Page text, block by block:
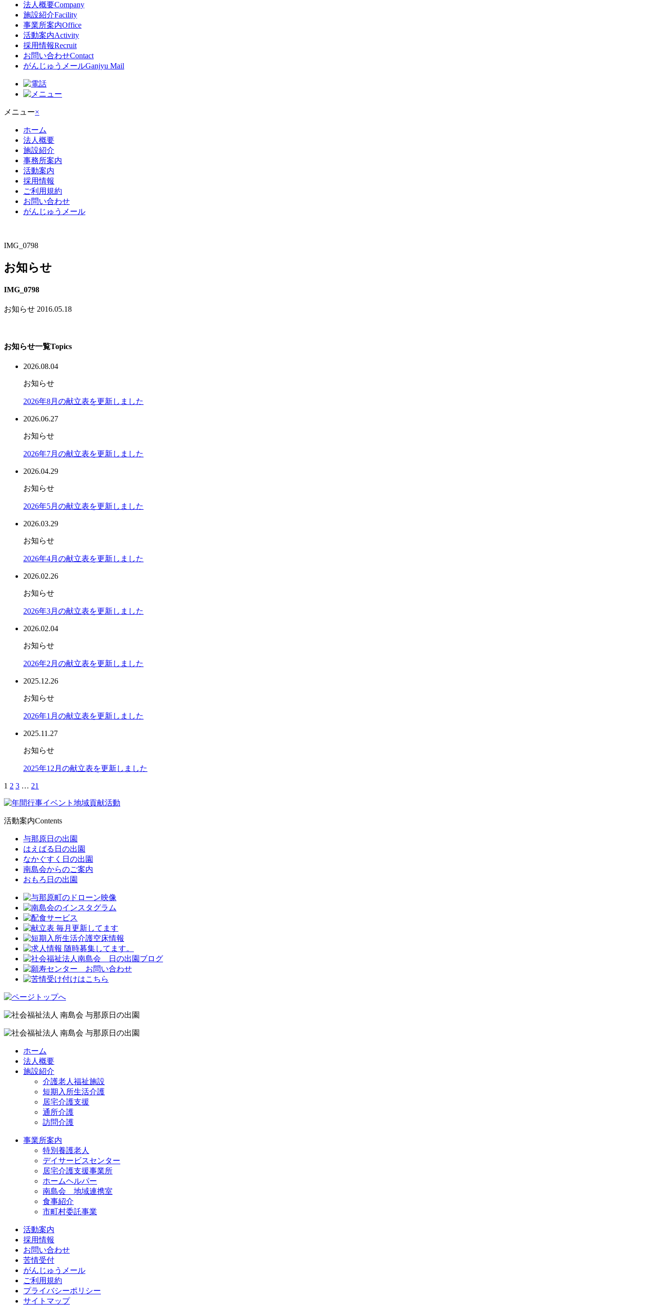
法人概要Company
施設紹介Facility
事業所案内Office
活動案内Activity
採用情報Recruit
お問い合わせContact
がんじゅうメールGanjyu Mail
メニュー×
ホーム
法人概要
施設紹介
事務所案内
活動案内
採用情報
ご利用規約
お問い合わせ
がんじゅうメール
IMG_0798
お知らせ
IMG_0798
お知らせ 2016.05.18
お知らせ一覧Topics
2026.08.04
お知らせ
2026年8月の献立表を更新しました
2026.06.27
お知らせ
2026年7月の献立表を更新しました
2026.04.29
お知らせ
2026年5月の献立表を更新しました
2026.03.29
お知らせ
2026年4月の献立表を更新しました
2026.02.26
お知らせ
2026年3月の献立表を更新しました
2026.02.04
お知らせ
2026年2月の献立表を更新しました
2025.12.26
お知らせ
2026年1月の献立表を更新しました
2025.11.27
お知らせ
2025年12月の献立表を更新しました
1 2 3 … 21
活動案内Contents
与那原日の出園
はえばる日の出園
なかぐすく日の出園
南島会からのご案内
おもろ日の出園
ホーム
法人概要
施設紹介
介護老人福祉施設
短期入所生活介護
居宅介護支援
通所介護
訪問介護
事業所案内
特別養護老人
デイサービスセンター
居宅介護支援事業所
ホームヘルパー
南島会 地域連携室
食事紹介
市町村委託事業
活動案内
採用情報
お問い合わせ
苦情受付
がんじゅうメール
ご利用規約
プライバシーポリシー
サイトマップ